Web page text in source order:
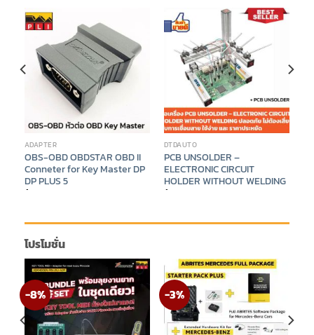
ADAPTER
OBS-OBD OBDSTAR OBD II
Conneter for Key Master DP
DP PLUS 5
฿
DTDAUTO
PCB UNSOLDER –
ELECTRONIC CIRCUIT
HOLDER WITHOUT WELDING
฿
โปรโมชั่น
-8% -3%